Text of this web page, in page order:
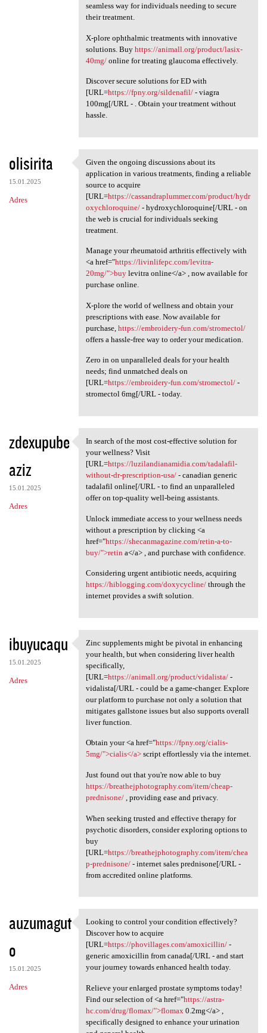
seamless way for individuals needing to secure
their treatment.
X-plore ophthalmic treatments with innovative
solutions. Buy https://animall.org/product/lasix-
40mg/online for treating glaucoma effectively.
Discover secure solutions for ED with
[URL=https://fpny.org/sildenafil/- viagra
100mg[/URL - . Obtain your treatment without
hassle.
olisirita
15.01.2025
Adres
Given the ongoing discussions
Given the ongoing discussions about its
application in various treatments, finding a reliable
source to acquire
[URL=https://cassandraplummer.com/product/hydr
oxychloroquine/- hydroxychloroquine[/URL - on
the web is crucial for individuals seeking
treatment.
Manage your rheumatoid arthritis effectively with
<a href="https://livinlifepc.com/levitra-
20mg/">buylevitra online</a> , now available for
purchase online.
X-plore the world of wellness and obtain your
prescriptions with ease. Now available for
purchase, https://embroidery-fun.com/stromectol/
offers a hassle-free way to order your medication.
Zero in on unparalleled deals for your health
needs; find unmatched deals on
[URL=https://embroidery-fun.com/stromectol/-
stromectol 6mg[/URL - today.
zdexupube
aziz
15.01.2025
Adres
In search of the most cost
In search of the most cost-effective solution for
your wellness? Visit
[URL=https://luzilandianamidia.com/tadalafil-
without-dr-prescription-usa/- canadian generic
tadalafil online[/URL - to find an unparalleled
offer on top-quality well-being assistants.
Unlock immediate access to your wellness needs
without a prescription by clicking <a
href="https://shecanmagazine.com/retin-a-to-
buy/">retin a</a> , and purchase with confidence.
Considering urgent antibiotic needs, acquiring
https://hiblogging.com/doxycycline/through the
internet provides a swift solution.
ibuyucaqu
15.01.2025
Adres
Zinc supplements might be
Zinc supplements might be pivotal in enhancing
your health, but when considering liver health
specifically,
[URL=https://animall.org/product/vidalista/-
vidalista[/URL - could be a game-changer. Explore
our platform to purchase not only a solution that
mitigates gallstone issues but also supports overall
liver function.
Obtain your <a href="https://fpny.org/cialis-
5mg/">cialis</a>script effortlessly via the internet.
Just found out that you're now able to buy
https://breathejphotography.com/item/cheap-
prednisone/, providing ease and privacy.
When seeking trusted and effective therapy for
psychotic disorders, consider exploring options to
buy
[URL=https://breathejphotography.com/item/chea
p-prednisone/- internet sales prednisone[/URL -
from accredited online platforms.
auzumagut
o
15.01.2025
Adres
Looking to control your
Looking to control your condition effectively?
Discover how to acquire
[URL=https://phovillages.com/amoxicillin/-
generic amoxicillin from canada[/URL - and start
your journey towards enhanced health today.
Relieve your enlarged prostate symptoms today!
Find our selection of <a href="https://astra-
hc.com/drug/flomax/">flomax 0.2mg</a> ,
specifically designed to enhance your urination